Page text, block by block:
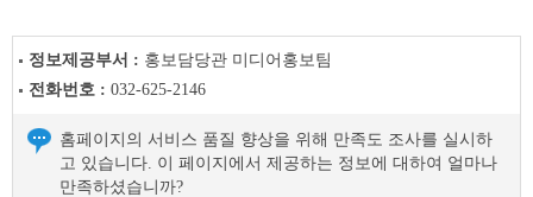
정보제공부서 : 홍보담당관 미디어홍보팀
전화번호 : 032-625-2146
홈페이지의 서비스 품질 향상을 위해 만족도 조사를 실시하
고 있습니다. 이 페이지에서 제공하는 정보에 대하여 얼마나
만족하셨습니까?